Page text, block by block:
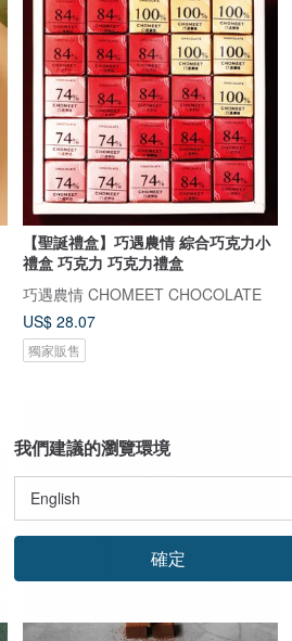
【聖誕禮盒】巧遇農情 綜合巧克力小
禮盒 巧克力 巧克力禮盒
巧遇農情 CHOMEET CHOCOLATE
US$ 28.07
獨家販售
我們建議的瀏覽環境
確定